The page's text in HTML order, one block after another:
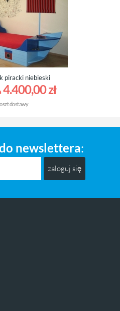
piracki niebieski
4.400,00 zł
dostawy
newslettera
zaloguj się